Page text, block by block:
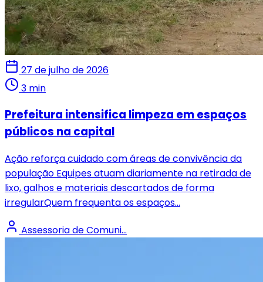
27 de julho de 2026
3 min
Prefeitura intensifica limpeza em espaços
públicos na capital
Ação reforça cuidado com áreas de convivência da
população Equipes atuam diariamente na retirada de
lixo, galhos e materiais descartados de forma
irregularQuem frequenta os espaços...
Assessoria de Comuni...